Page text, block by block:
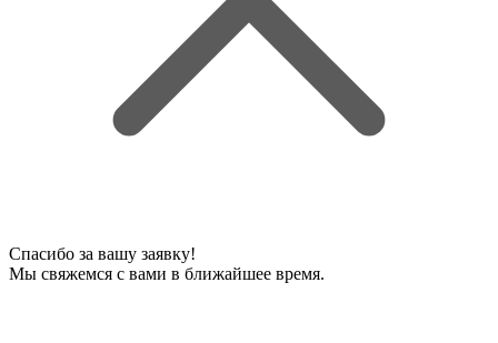
Спасибо за вашу заявку!
Мы свяжемся с вами в ближайшее время.